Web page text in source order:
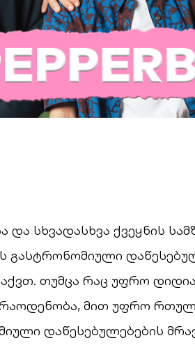
და სხვადასხვა ქვეყნის
გასტრონომიული
თუმცა რაც უფრო
რაოდენობა, მით უფრო
დაწესებულებების